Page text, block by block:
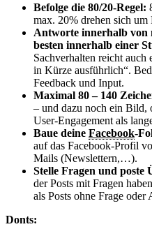
Befolge die 80/20-Regel:
max. 20% drehen sich
Antworte innerhalb von
besten innerhalb einer
Sachverhalten reicht
in Kürze ausführlich“.
Feedback und Input.
Maximal 80 – 140
– und dazu noch ein Bild,
User-Engagement als
Baue deine Facebook-
auf das Facebook-Profil
Mails (Newslettern,…).
Stelle Fragen und poste
der Posts mit Fragen
als Posts ohne Frage oder
Donts: